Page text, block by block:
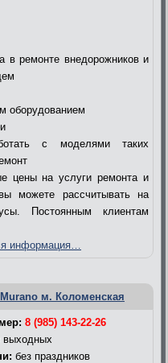
в ремонте внедорожников и
оборудованием
с моделями таких
цены на услуги ремонта и
можете рассчитывать на
Постоянным клиентам
информация…
м. Коломенская
8 (985) 143-22-26
выходных
без праздников